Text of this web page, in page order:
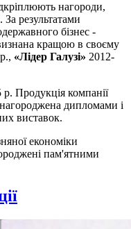
нагороди,
. За результатами
бізнес -
кращою в своєму
«Лідер Галузі» 2012-
р. Продукція компанії
дипломами і
виставок.
економіки
пам'ятними